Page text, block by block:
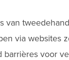
via websites
voor